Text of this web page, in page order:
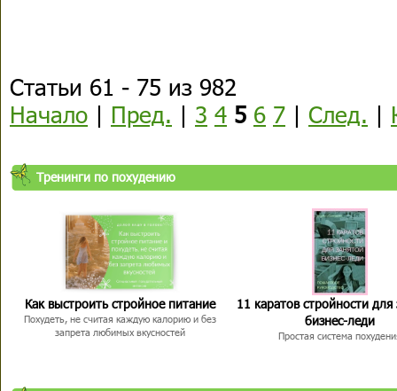
Статьи 61 - 75 из 982
Начало | Пред. | 3 4 5 6 7 | След. |
Тренинги по похудению
Как выстроить стройное питание
Похудеть, не считая каждую калорию и без
запрета любимых вкусностей
11 каратов стройности для
бизнес-леди
Простая система